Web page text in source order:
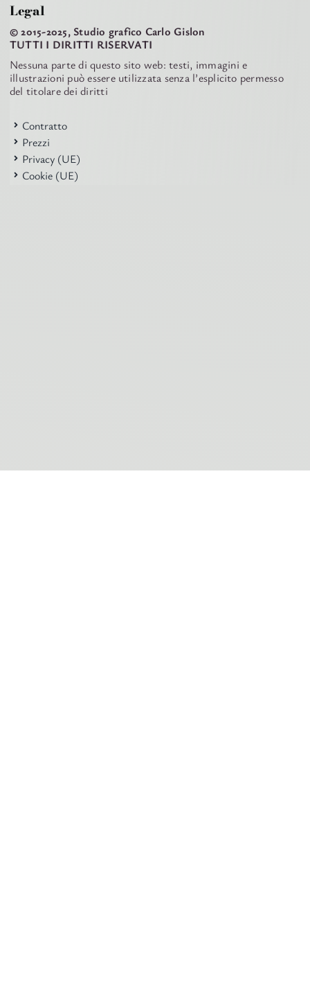
Legal
© 2015-2025, Studio grafico Carlo Gislon
TUTTI I DIRITTI RISERVATI
Nessuna parte di questo sito web: testi, immagini e
illustrazioni può essere utilizzata senza l’esplicito permesso
del titolare dei diritti
Contratto
Prezzi
Privacy (UE)
Cookie (UE)